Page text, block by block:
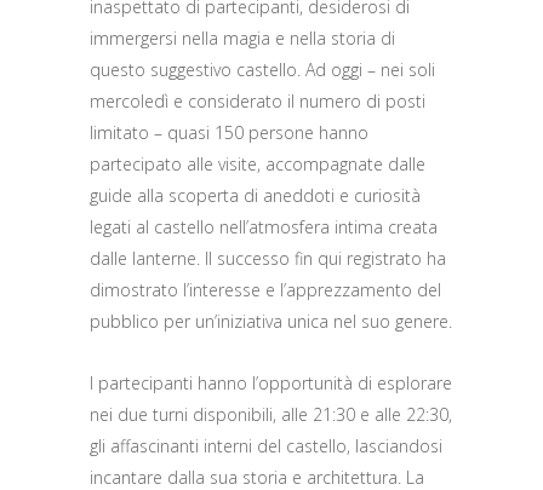
inaspettato di partecipanti, desiderosi di
immergersi nella magia e nella storia di
questo suggestivo castello. Ad oggi – nei soli
mercoledì e considerato il numero di posti
limitato – quasi 150 persone hanno
partecipato alle visite, accompagnate dalle
guide alla scoperta di aneddoti e curiosità
legati al castello nell’atmosfera intima creata
dalle lanterne. Il successo fin qui registrato ha
dimostrato l’interesse e l’apprezzamento del
pubblico per un’iniziativa unica nel suo genere.
I partecipanti hanno l’opportunità di esplorare
nei due turni disponibili, alle 21:30 e alle 22:30,
gli affascinanti interni del castello, lasciandosi
incantare dalla sua storia e architettura. La